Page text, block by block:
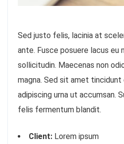
Sed justo felis, lacinia at
ante. Fusce posuere lacus eu
sollicitudin. Maecenas non
magna. Sed sit amet tincidunt
adipiscing urna ut accumsan.
felis fermentum blandit.
Client: Lorem ipsum